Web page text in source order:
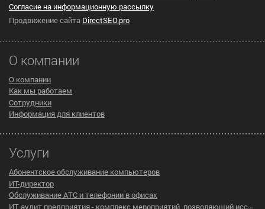
Согласие на информационную рассылку
Продвижение сайта DirectSEO.pro
О компании
О компании
Как мы работаем
Сотрудники
Информация для клиентов
Услуги
Абонентское обслуживание компьютеров
ИТ-директор
Обслуживание АТС и телефонии в офисах
ИТ аудит предприятия - комплекс мероприятий, позволяющий исследовать существующую инфраструктуру компании на предмет эффективности ее работы